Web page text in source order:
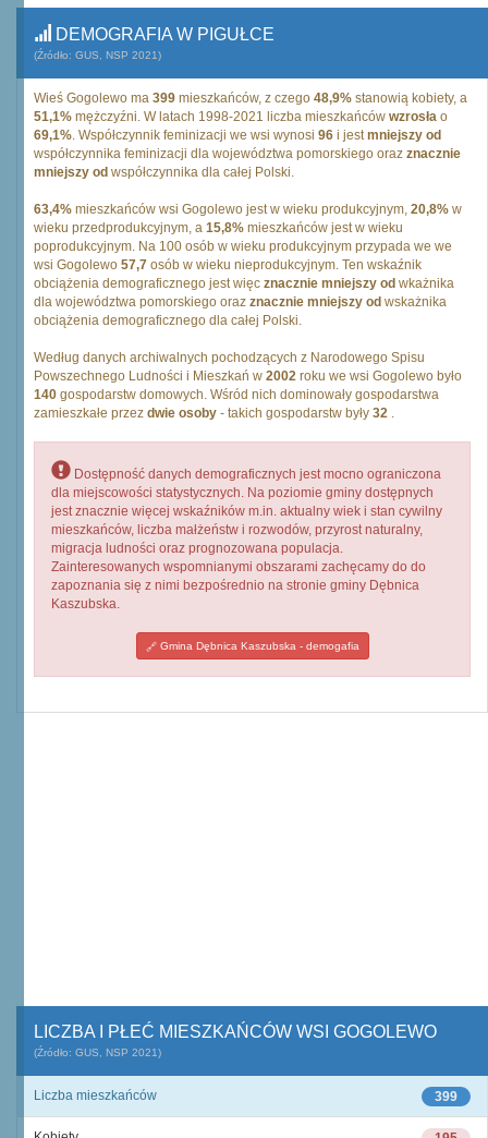
DEMOGRAFIA W PIGUŁCE
(Źródło: GUS, NSP 2021)
Wieś Gogolewo ma 399 mieszkańców, z czego 48,9% stanowią kobiety, a
51,1% mężczyźni. W latach 1998-2021 liczba mieszkańców wzrosła o
69,1%. Współczynnik feminizacji we wsi wynosi 96 i jestmniejszy od
współczynnika feminizacji dla województwa pomorskiego oraz znacznie
mniejszy od współczynnika dla całej Polski.
63,4% mieszkańców wsi Gogolewo jest w wieku produkcyjnym, 20,8% w
wieku przedprodukcyjnym, a 15,8% mieszkańców jest w wieku
poprodukcyjnym. Na 100 osób w wieku produkcyjnym przypada we we
wsi Gogolewo 57,7 osób w wieku nieprodukcyjnym. Ten wskaźnik
obciążenia demograficznego jest więc znacznie mniejszy od wkażnika
dla województwa pomorskiego oraz znacznie mniejszy od wskażnika
obciążenia demograficznego dla całej Polski.
Według danych archiwalnych pochodzących z Narodowego Spisu
Powszechnego Ludności i Mieszkań w 2002 roku we wsi Gogolewo było
140 gospodarstw domowych. Wśród nich dominowały gospodarstwa
zamieszkałe przez dwie osoby - takich gospodarstw były 32 .
Dostępność danych demograficznych jest mocno ograniczona
dla miejscowości statystycznych. Na poziomie gminy dostępnych
jest znacznie więcej wskaźników m.in. aktualny wiek i stan cywilny
mieszkańców, liczba małżeństw i rozwodów, przyrost naturalny,
migracja ludności oraz prognozowana populacja.
Zainteresowanych wspomnianymi obszarami zachęcamy do do
zapoznania się z nimi bezpośrednio na stronie gminy Dębnica
Kaszubska.
Gmina Dębnica Kaszubska - demogafia
LICZBA I PŁEĆ MIESZKAŃCÓW WSI GOGOLEWO
(Źródło: GUS, NSP 2021)
399
Liczba mieszkańców